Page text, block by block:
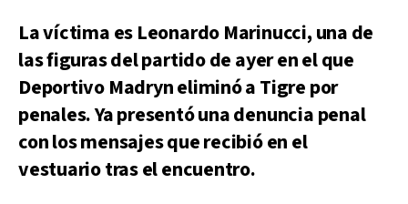
La víctima es Leonardo Marinucci, una de
las figuras del partido de ayer en el que
Deportivo Madryn eliminó a Tigre por
penales. Ya presentó una denuncia penal
con los mensajes que recibió en el
vestuario tras el encuentro.